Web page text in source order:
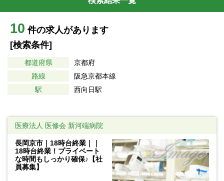
10 件の求人があります
[検索条件]
都道府県
京都府
路線
阪急京都本線
駅
西向日駅
医療法人 医修会 新河端病院
長岡京市｜18時台終業｜｜
18時台終業！プライベート
な時間もしっかり確保♪【社
員募集】